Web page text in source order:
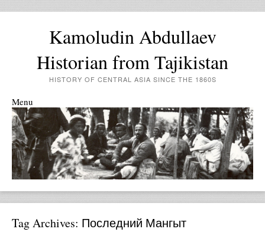
Kamoludin Abdullaev
Historian from Tajikistan
HISTORY OF CENTRAL ASIA SINCE THE 1860S
Menu
Skip to content
Tag Archives: Последний Мангыт